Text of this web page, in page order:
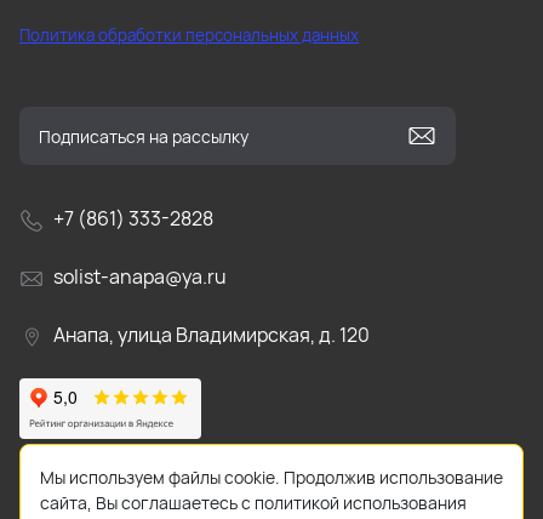
Политика обработки персональных данных
+7 (861) 333-2828
solist-anapa@ya.ru
Анапа, улица Владимирская, д. 120
Мы используем файлы cookie. Продолжив использование
сайта, Вы соглашаетесь с политикой использования